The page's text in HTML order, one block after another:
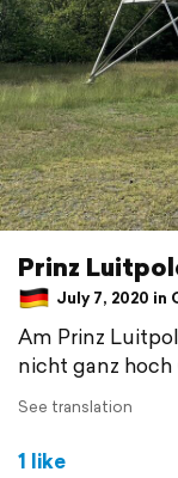
Prinz
July 7, 2020 in
Am Prinz
nicht ganz
See translation
1 like